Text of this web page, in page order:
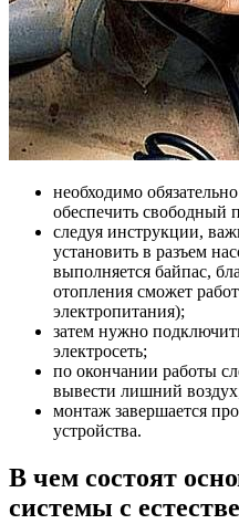
необходимо
обеспечить свободный
следуя инструкции,
установить в разъем
выполняется байпас,
отопления сможет
электропитания);
затем нужно
электросеть;
по окончании работы
вывести лишний
монтаж завершается
устройства.
В чем состоят
системы с